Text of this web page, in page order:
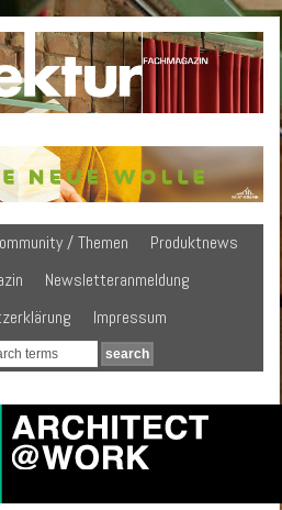
/ Themen
Produktnews
Newsletteranmeldung
Impressum